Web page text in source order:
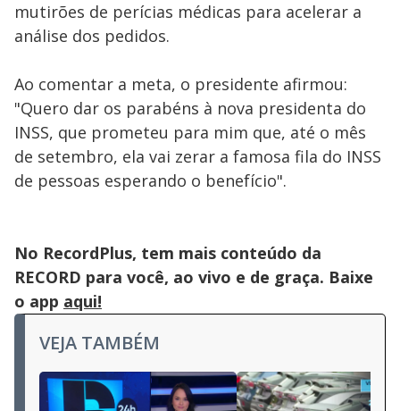
mutirões de perícias médicas para acelerar a
análise dos pedidos.
Ao comentar a meta, o presidente afirmou:
"Quero dar os parabéns à nova presidenta do
INSS, que prometeu para mim que, até o mês
de setembro, ela vai zerar a famosa fila do INSS
de pessoas esperando o benefício".
No RecordPlus, tem mais conteúdo da
RECORD para você, ao vivo e de graça. Baixe
o app aqui!
VEJA TAMBÉM